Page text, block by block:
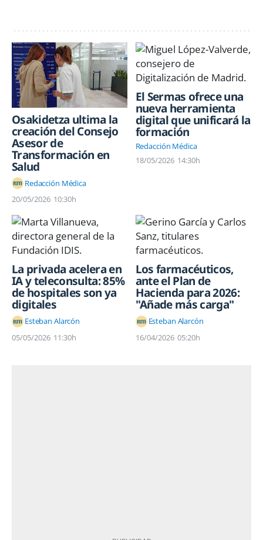
Osakidetza ultima la
creación del Consejo
Asesor de
Transformación en
Salud
Redacción Médica
20/05/2026 10:30h
El Sermas ofrece una
nueva herramienta
digital que unificará la
formación
Redacción Médica
18/05/2026 14:30h
La privada acelera en
IA y teleconsulta: 85%
de hospitales son ya
digitales
Esteban Alarcón
05/05/2026 11:30h
Los farmacéuticos,
ante el Plan de
Hacienda para 2026:
"Añade más carga"
Esteban Alarcón
16/04/2026 05:20h